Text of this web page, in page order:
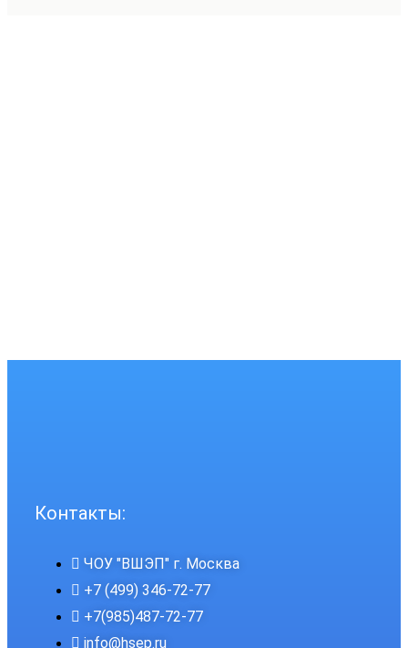
Контакты:
ЧОУ "ВШЭП" г. Москва
+7 (499) 346-72-77
+7(985)487-72-77
info@hsep.ru